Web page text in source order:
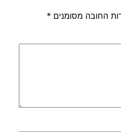
החובה מסומנים *